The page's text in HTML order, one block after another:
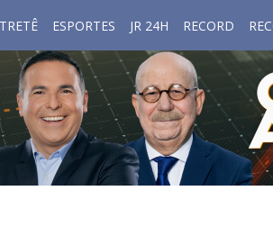
ESPORTES JR 24H RECORD